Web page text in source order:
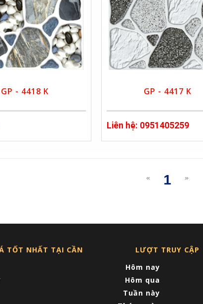
GP - 4418 K GP - 4417 K
Liên hệ: 0951405259
«
1
»
TỐT NHẤT TẠI CẦN
LƯỢT TRUY CẬP
Hôm nay
Hôm qua
Tuần này